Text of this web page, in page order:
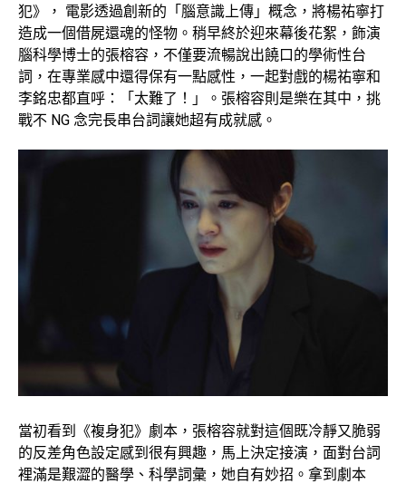
犯》， 電影透過創新的「腦意識上傳」概念，將楊祐寧打
造成一個借屍還魂的怪物。稍早終於迎來幕後花絮，飾演
腦科學博士的張榕容，不僅要流暢說出饒口的學術性台
詞，在專業感中還得保有一點感性，一起對戲的楊祐寧和
李銘忠都直呼：「太難了！」。張榕容則是樂在其中，挑
戰不 NG 念完長串台詞讓她超有成就感。
當初看到《複身犯》劇本，張榕容就對這個既冷靜又脆弱
的反差角色設定感到很有興趣，馬上決定接演，面對台詞
裡滿是艱澀的醫學、科學詞彙，她自有妙招。拿到劇本